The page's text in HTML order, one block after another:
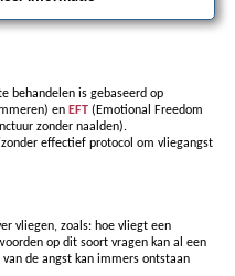
behandelen is gebaseerd op
en EFT (Emotional Freedom
zonder naalden).
effectief protocol om vliegangst
vliegen, zoals: hoe vliegt een
op dit soort vragen kan al een
de angst kan immers ontstaan